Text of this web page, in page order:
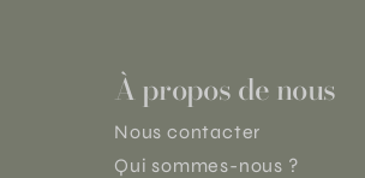
À propos de nous
Nous contacter
Qui sommes-nous ?